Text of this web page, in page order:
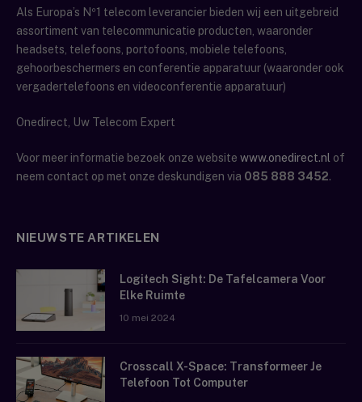
Als Europa’s Nº1 telecom leverancier bieden wij een uitgebreid
assortiment van telecommunicatie producten, waaronder
headsets, telefoons, portofoons, mobiele telefoons,
gehoorbeschermers en conferentie apparatuur (waaronder ook
vergadertelefoons en videoconferentie apparatuur)
Onedirect, Uw Telecom Expert
Voor meer informatie bezoek onze website www.onedirect.nl of
neem contact op met onze deskundigen via 085 888 3452.
NIEUWSTE ARTIKELEN
Logitech Sight: De Tafelcamera Voor
Elke Ruimte
10 mei 2024
Crosscall X-Space: Transformeer Je
Telefoon Tot Computer